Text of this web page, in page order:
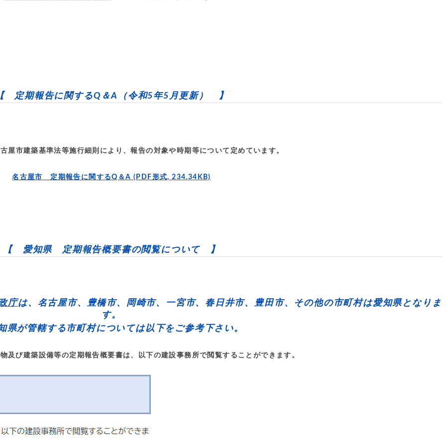
定期報告に関するQ＆A（令和5年5月更新） 】
屋市建築基準法等施行細則により、報告の対象や時期等について定めています。
名古屋市 定期報告に関するQ＆A (PDF形式, 234.34KB)
【 愛知県 定期報告概要書の閲覧について 】
庁は、 名古屋市、豊橋市、岡崎市、一宮市、春日井市、豊田市、その他の市町村は愛知県 となりま
す。
県が管轄する市町村については以下をご参考下さい。
及び建築設備等の定期報告概要書は、以下の建設事務所で閲覧することができます。